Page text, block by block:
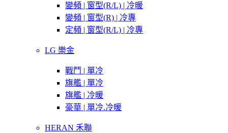
變頻 | 窗型(R/L) | 冷暖
變頻 | 窗型(R) | 冷專
定頻 | 窗型(R/L) | 冷專
LG 樂金
戰鬥 | 單冷
旗艦 | 單冷
旗艦 | 冷暖
豪華 | 單冷.冷暖
HERAN 禾聯